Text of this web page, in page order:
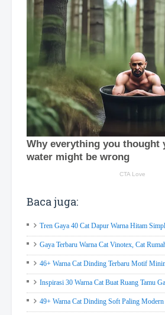
Baca juga:
Tren Gaya 40 Cat Dapur Warna Hitam
Gaya Terbaru Warna Cat Vinotex, Cat
46+ Warna Cat Dinding Terbaru Motif
Inspirasi 30 Warna Cat Buat Ruang Tamu
49+ Warna Cat Dinding Soft Paling